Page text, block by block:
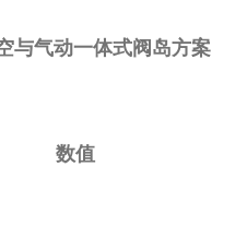
与气动一体式阀岛方案
数值